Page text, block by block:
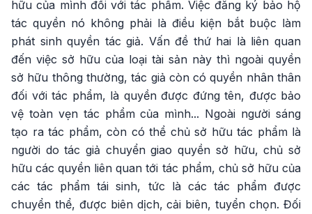
hữu của mình đối với tác phẩm. Việc đăng ký bảo hộ
tác quyền nó không phải là điều kiện bắt buộc làm
phát sinh quyền tác giả. Vấn đề thứ hai là liên quan
đến việc sở hữu của loại tài sản này thì ngoài quyền
sở hữu thông thường, tác giả còn có quyền nhân thân
đối với tác phẩm, là quyền được đứng tên, được bảo
vệ toàn vẹn tác phẩm của mình... Ngoài người sáng
tạo ra tác phẩm, còn có thể chủ sở hữu tác phẩm là
người do tác giả chuyển giao quyền sở hữu, chủ sở
hữu các quyền liên quan tới tác phẩm, chủ sở hữu của
các tác phẩm tái sinh, tức là các tác phẩm được
chuyển thể, được biên dịch, cải biên, tuyển chọn. Đối